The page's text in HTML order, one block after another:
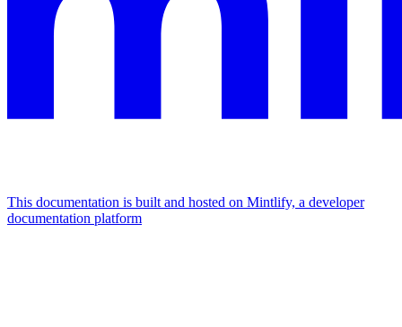
This documentation is built and hosted on Mintlify, a developer
documentation platform